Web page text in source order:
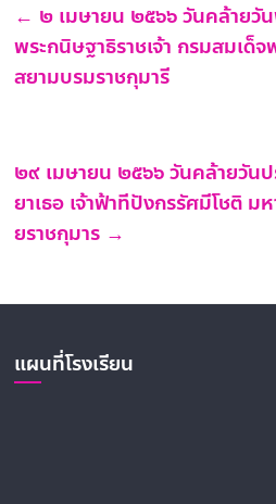
← ๒ เมษายน ๒๕๖๖ วันคล้ายวั
พระกนิษฐาธิราชเจ้า กรมสมเด็
สยามบรมราชกุมารี
๒๙ เมษายน ๒๕๖๖ วันคล้ายวันป
ยาเธอ เจ้าฟ้าทีปังกรรัศมีโชติ ม
ยราชกุมาร →
แผนที่โรงเรียน